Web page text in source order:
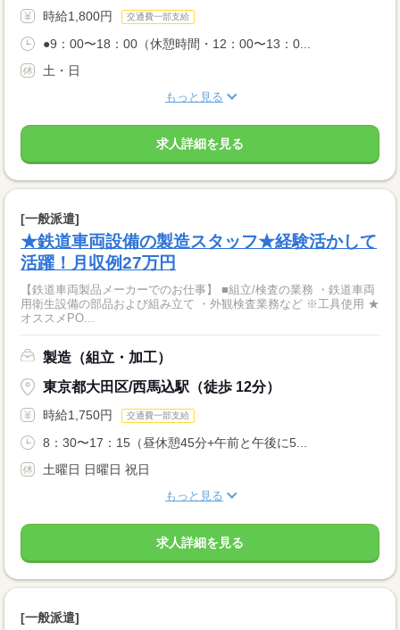
時給1,800円 交通費一部支給
●9：00〜18：00（休憩時間・12：00〜13：0...
土・日
もっと見る
求人詳細を見る
[一般派遣]
★鉄道車両設備の製造スタッフ★経験活かして
活躍！月収例27万円
【鉄道車両製品メーカーでのお仕事】 ■組立/検査の業務 ・鉄道車両
用衛生設備の部品および組み立て ・外観検査業務など ※工具使用 ★
オススメPO...
製造（組立・加工）
東京都大田区/西馬込駅（徒歩 12分）
時給1,750円 交通費一部支給
8：30〜17：15（昼休憩45分+午前と午後に5...
土曜日 日曜日 祝日
もっと見る
求人詳細を見る
[一般派遣]